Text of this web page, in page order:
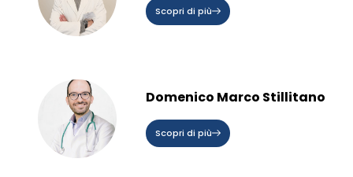
Scopri di più
Domenico Marco Stillitano
Scopri di più